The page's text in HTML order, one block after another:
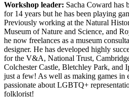
Workshop leader: Sacha Coward has
for 14 years but he has been playing
Previously working at the Natural
Museum of Nature and Science, and
he now freelances as a museum
designer. He has developed highly
for the V&A, National Trust,
Colchester Castle, Bletchley Park, and
just a few! As well as making games in
passionate about LGBTQ+
folklorist!